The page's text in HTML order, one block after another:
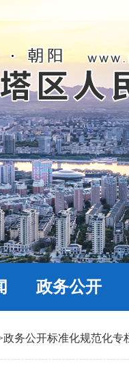
政务公开
政务公开标准化规范化专